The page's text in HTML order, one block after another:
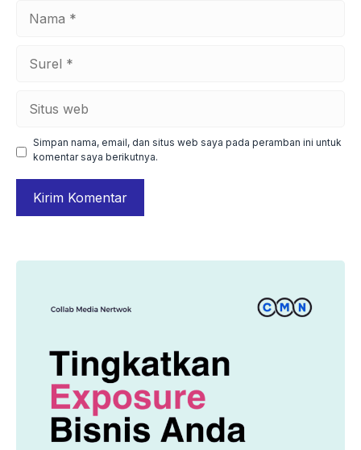
web
Simpan nama, email, dan situs web saya pada peramban ini untuk
komentar saya berikutnya.